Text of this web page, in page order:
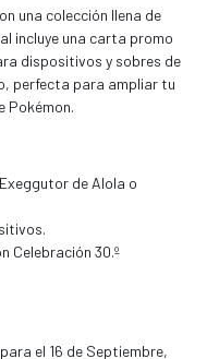
una colección llena de
incluye una carta promo
dispositivos y sobres de
perfecta para ampliar tu
Pokémon.
de Alola o
Celebración 30.º
el 16 de Septiembre,